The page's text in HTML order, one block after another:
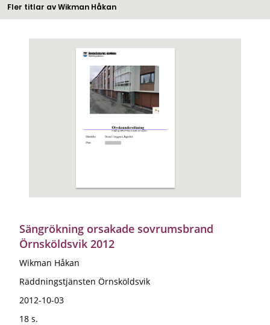
Fler titlar av Wikman Håkan
Sängrökning orsakade sovrumsbrand
Örnsköldsvik 2012
Wikman Håkan
Räddningstjänsten Örnsköldsvik
2012-10-03
18 s.